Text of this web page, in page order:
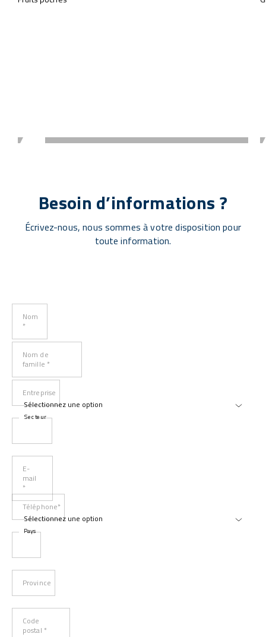
Besoin d’informations ?
Écrivez-nous, nous sommes à votre disposition pour
toute information.
Nom
*
Nom de
famille *
Entreprise
Secteur
E-
mail
*
Téléphone*
Pays
Province
Code
postal *